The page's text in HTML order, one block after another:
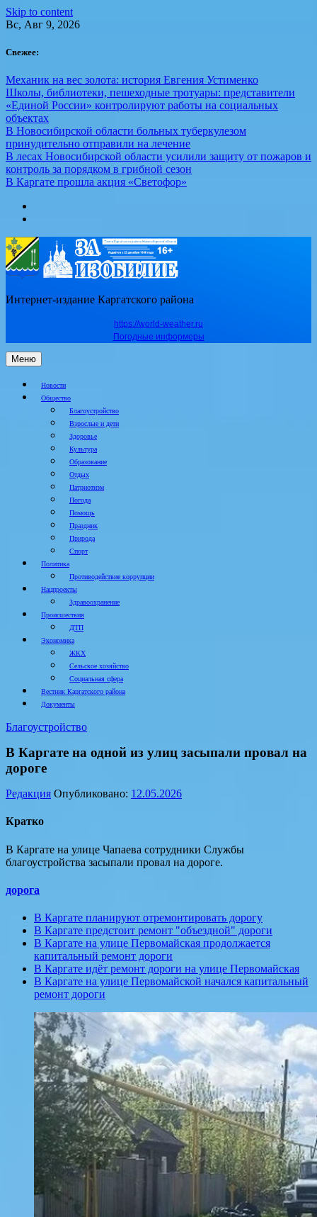
Skip to content
Вс, Авг 9, 2026
Свежее:
Механик на вес золота: история Евгения Устименко
Школы, библиотеки, пешеходные тротуары: представители
«Единой России» контролируют работы на социальных
объектах
В Новосибирской области больных туберкулезом
принудительно отправили на лечение
В лесах Новосибирской области усилили защиту от пожаров и
контроль за порядком в грибной сезон
В Каргате прошла акция «Светофор»
Интернет-издание Каргатского района
https://world-weather.ru
Погодные информеры
Меню
Новости
Общество
Благоустройство
Взрослые и дети
Здоровье
Культура
Образование
Отдых
Патриотизм
Погода
Помощь
Праздник
Природа
Спорт
Политика
Противодействие коррупции
Нацпроекты
Здравоохранение
Происшествия
ДТП
Экономика
ЖКХ
Сельское хозяйство
Социальная сфера
Вестник Каргатского района
Документы
Благоустройство
В Каргате на одной из улиц засыпали провал на
дороге
Редакция Опубликовано: 12.05.2026
Кратко
В Каргате на улице Чапаева сотрудники Службы
благоустройства засыпали провал на дороге.
дорога
В Каргате планируют отремонтировать дорогу
В Каргате предстоит ремонт "объездной" дороги
В Каргате на улице Первомайская продолжается
капитальный ремонт дороги
В Каргате идёт ремонт дороги на улице Первомайская
В Каргате на улице Первомайской начался капитальный
ремонт дороги